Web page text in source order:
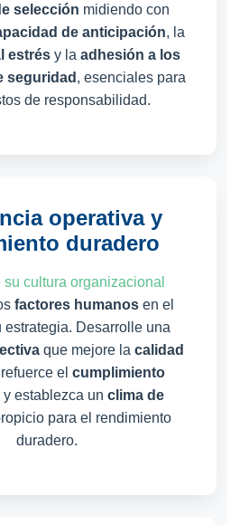
selección midiendo con
de anticipación, la
estrésy la adhesión a los
seguridad , esenciales para
de responsabilidad.
operativa y
duradero
su cultura organizacional
factores humanos en el
estrategia. Desarrolle una
que mejore la calidad
el cumplimiento
y establezca un clima de
para el rendimiento
duradero.